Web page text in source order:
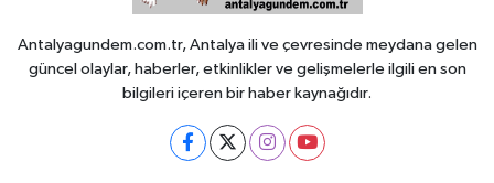
Antalyagundem.com.tr, Antalya ili ve çevresinde meydana gelen
güncel olaylar, haberler, etkinlikler ve gelişmelerle ilgili en son
bilgileri içeren bir haber kaynağıdır.